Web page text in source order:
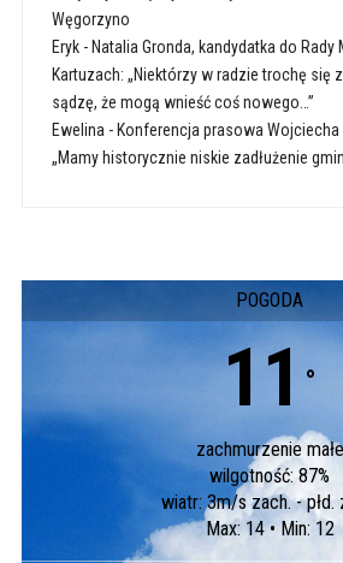
Węgorzyno
Eryk- Natalia Gronda, kandydatka do Rady
Kartuzach: „Niektórzy w radzie trochę się
sądzę, że mogą wnieść coś nowego…”
Ewelina - Konferencja prasowa
„Mamy historycznie niskie zadłużenie
POGODA
11 °
zachmurzenie małe
wilgotność: 87%
wiatr: 3m/s zach. - płd.
Max: 14 • Min: 12